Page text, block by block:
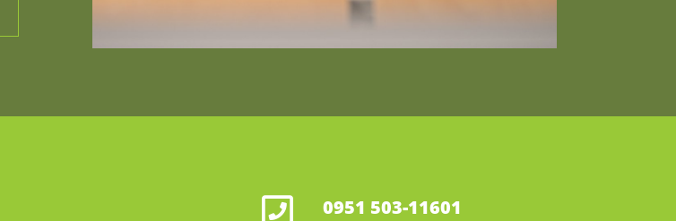
0951 503-11601